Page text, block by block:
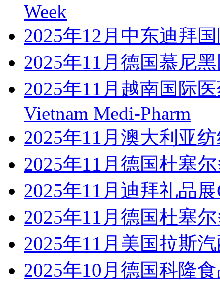
Week
2025年12月中东迪拜
2025年11月德国慕尼
2025年11月越南国际
Vietnam Medi-Pharm
2025年11月澳大利亚
2025年11月德国杜塞
2025年11月迪拜礼品
2025年11月德国杜塞
2025年11月美国拉斯
2025年10月德国科隆